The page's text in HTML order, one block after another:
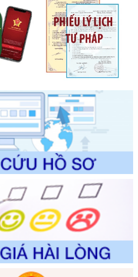
UBND
bố Danh mục thủ tục hành chính mới
bổ sung, bị bãi bỏ và phê duyệt
trình điện tử giải quyết thủ tục hành
vực thuộc phạm vi chức năng quản
tha
bố Danh mục thủ tục hành chính
và phê duyệt Quy trình nội bộ, quy
thủ tục hành chính trong lĩnh vực Du
năng quản lý của Sở Văn hóa, Thể
2026
UBND
Danh mục thủ tục hành chính sửa
hành chính lĩnh vực biến đổi khí hậu
của Sở Nông nghiệp và Môi
2026
UBND
mục thủ tục hành chính được sửa
quy trình nội bộ, quy trình điện tử
chính trong lĩnh vực Luật sư thuộc